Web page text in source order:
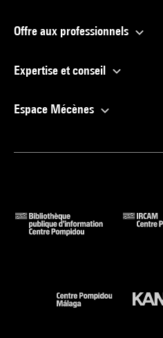
Offre aux professionnels
Expertise et conseil
Espace Mécènes